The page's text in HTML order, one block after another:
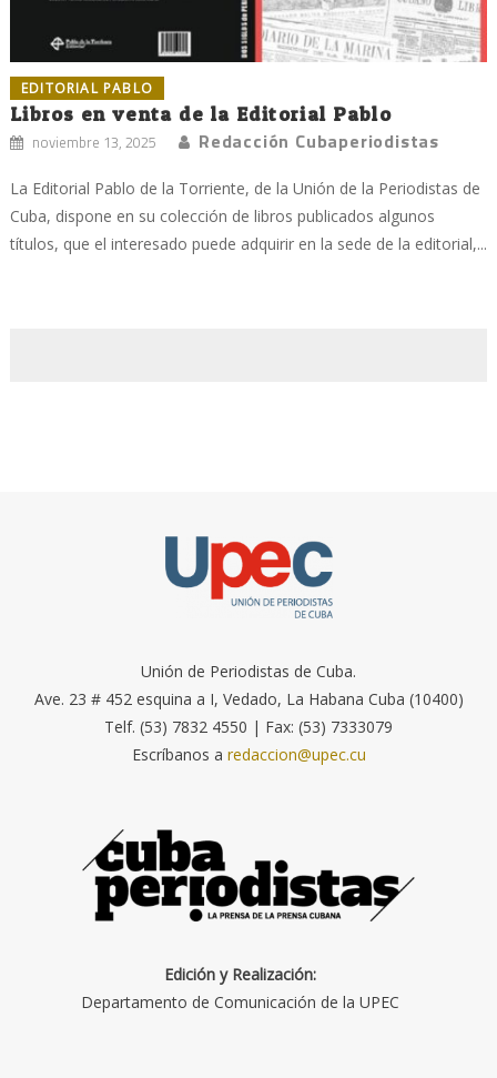
EDITORIAL PABLO
Libros en venta de la Editorial Pablo
noviembre 13, 2025 Redacción Cubaperiodistas
La Editorial Pablo de la Torriente, de la Unión de la Periodistas de
Cuba, dispone en su colección de libros publicados algunos
títulos, que el interesado puede adquirir en la sede de la editorial,...
Unión de Periodistas de Cuba.
Ave. 23 # 452 esquina a I, Vedado, La Habana Cuba (10400)
Telf. (53) 7832 4550 | Fax: (53) 7333079
Escríbanos a redaccion@upec.cu
Edición y Realización:
Departamento de Comunicación de la UPEC